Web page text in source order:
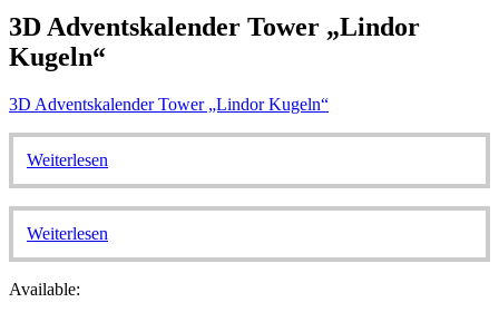
3D Adventskalender Tower „Lindor
Kugeln“
3D Adventskalender Tower „Lindor Kugeln“
Weiterlesen
Weiterlesen
Available: